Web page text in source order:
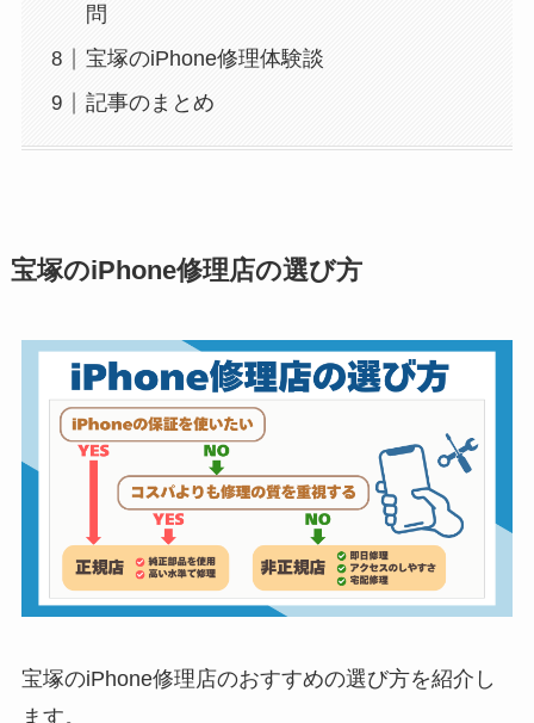
問
宝塚のiPhone修理体験談
記事のまとめ
宝塚のiPhone修理店の選び方
宝塚のiPhone修理店のおすすめの選び方を紹介し
ます。